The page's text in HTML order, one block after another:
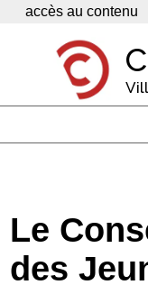
Panneau de gestion des
accès au contenu
Economie
Services
Le
des